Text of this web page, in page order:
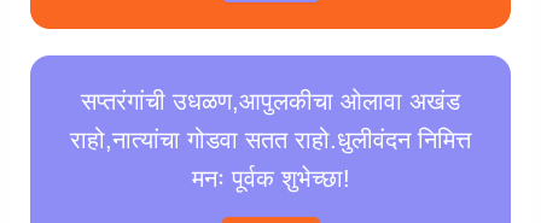
सप्तरंगांची उधळण,आपुलकीचा ओलावा अखंड
राहो,नात्यांचा गोडवा सतत राहो.धुलीवंदन निमित्त
मनः पूर्वक शुभेच्छा!